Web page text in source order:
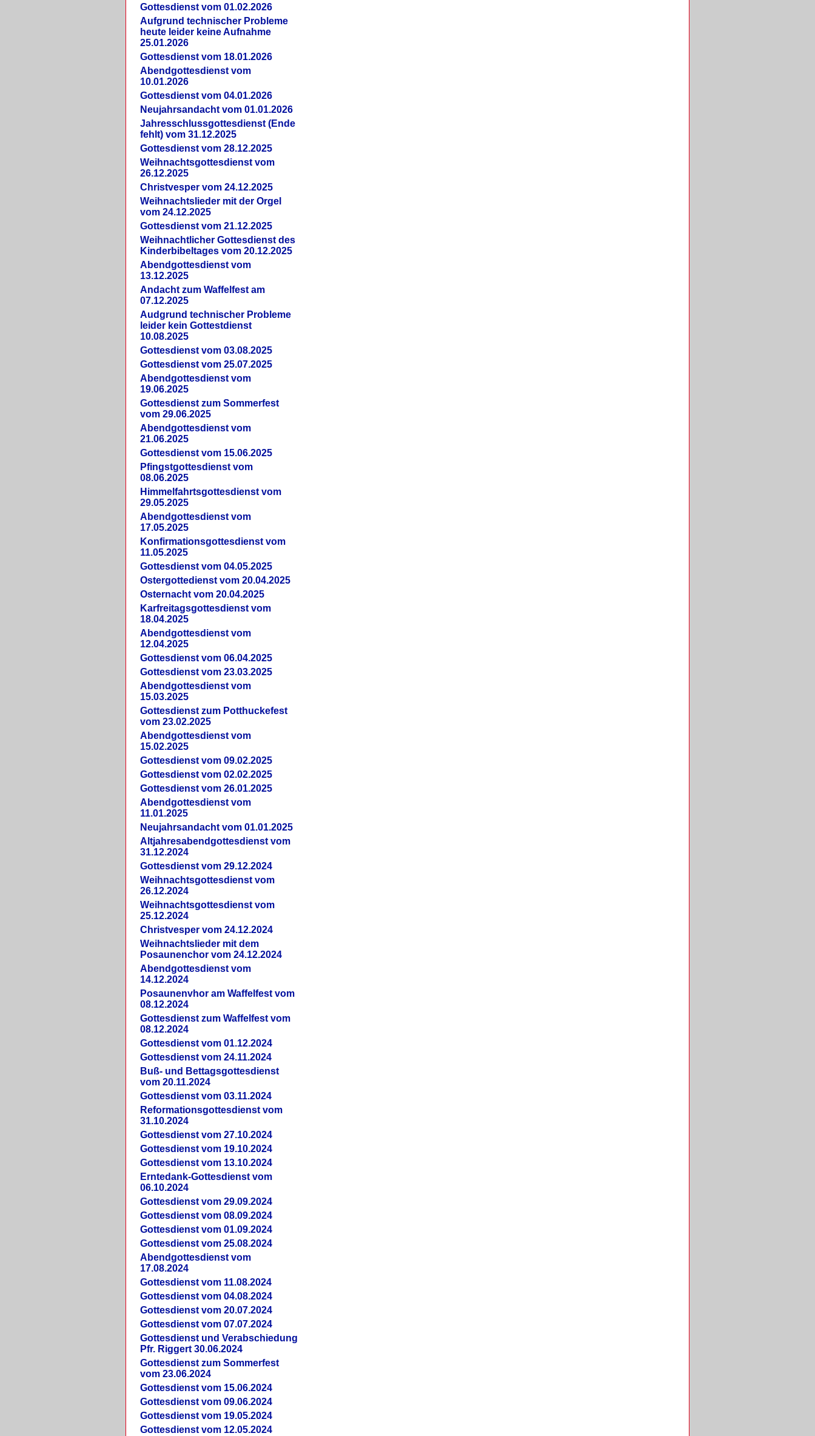
Gottesdienst vom 01.02.2026
Aufgrund technischer Probleme
heute leider keine Aufnahme
25.01.2026
Gottesdienst vom 18.01.2026
Abendgottesdienst vom
10.01.2026
Gottesdienst vom 04.01.2026
Neujahrsandacht vom 01.01.2026
Jahresschlussgottesdienst (Ende
fehlt) vom 31.12.2025
Gottesdienst vom 28.12.2025
Weihnachtsgottesdienst vom
26.12.2025
Christvesper vom 24.12.2025
Weihnachtslieder mit der Orgel
vom 24.12.2025
Gottesdienst vom 21.12.2025
Weihnachtlicher Gottesdienst des
Kinderbibeltages vom 20.12.2025
Abendgottesdienst vom
13.12.2025
Andacht zum Waffelfest am
07.12.2025
Audgrund technischer Probleme
leider kein Gottestdienst
10.08.2025
Gottesdienst vom 03.08.2025
Gottesdienst vom 25.07.2025
Abendgottesdienst vom
19.06.2025
Gottesdienst zum Sommerfest
vom 29.06.2025
Abendgottesdienst vom
21.06.2025
Gottesdienst vom 15.06.2025
Pfingstgottesdienst vom
08.06.2025
Himmelfahrtsgottesdienst vom
29.05.2025
Abendgottesdienst vom
17.05.2025
Konfirmationsgottesdienst vom
11.05.2025
Gottesdienst vom 04.05.2025
Ostergottedienst vom 20.04.2025
Osternacht vom 20.04.2025
Karfreitagsgottesdienst vom
18.04.2025
Abendgottesdienst vom
12.04.2025
Gottesdienst vom 06.04.2025
Gottesdienst vom 23.03.2025
Abendgottesdienst vom
15.03.2025
Gottesdienst zum Potthuckefest
vom 23.02.2025
Abendgottesdienst vom
15.02.2025
Gottesdienst vom 09.02.2025
Gottesdienst vom 02.02.2025
Gottesdienst vom 26.01.2025
Abendgottesdienst vom
11.01.2025
Neujahrsandacht vom 01.01.2025
Altjahresabendgottesdienst vom
31.12.2024
Gottesdienst vom 29.12.2024
Weihnachtsgottesdienst vom
26.12.2024
Weihnachtsgottesdienst vom
25.12.2024
Christvesper vom 24.12.2024
Weihnachtslieder mit dem
Posaunenchor vom 24.12.2024
Abendgottesdienst vom
14.12.2024
Posaunenvhor am Waffelfest vom
08.12.2024
Gottesdienst zum Waffelfest vom
08.12.2024
Gottesdienst vom 01.12.2024
Gottesdienst vom 24.11.2024
Buß- und Bettagsgottesdienst
vom 20.11.2024
Gottesdienst vom 03.11.2024
Reformationsgottesdienst vom
31.10.2024
Gottesdienst vom 27.10.2024
Gottesdienst vom 19.10.2024
Gottesdienst vom 13.10.2024
Erntedank-Gottesdienst vom
06.10.2024
Gottesdienst vom 29.09.2024
Gottesdienst vom 08.09.2024
Gottesdienst vom 01.09.2024
Gottesdienst vom 25.08.2024
Abendgottesdienst vom
17.08.2024
Gottesdienst vom 11.08.2024
Gottesdienst vom 04.08.2024
Gottesdienst vom 20.07.2024
Gottesdienst vom 07.07.2024
Gottesdienst und Verabschiedung
Pfr. Riggert 30.06.2024
Gottesdienst zum Sommerfest
vom 23.06.2024
Gottesdienst vom 15.06.2024
Gottesdienst vom 09.06.2024
Gottesdienst vom 19.05.2024
Gottesdienst vom 12.05.2024